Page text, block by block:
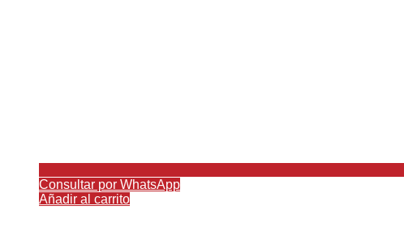
Consultar por WhatsApp
Añadir al carrito